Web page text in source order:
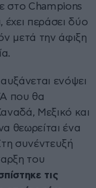
στο Champions
έχει περάσει δύο
μετά την άφιξη
ενόψει
που θα
Μεξικό και
θεωρείται ένα
συνέντευξή
του
τις